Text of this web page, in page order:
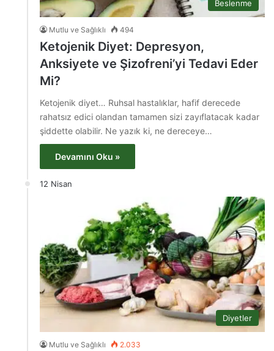
Beslenme
Mutlu ve Sağlıklı 494
Ketojenik Diyet: Depresyon,
Anksiyete ve Şizofreni’yi Tedavi Eder
Mi?
Ketojenik diyet… Ruhsal hastalıklar, hafif derecede
rahatsız edici olandan tamamen sizi zayıflatacak kadar
şiddette olabilir. Ne yazık ki, ne dereceye…
Devamını Oku »
12 Nisan
Diyetler
Mutlu ve Sağlıklı 2.033